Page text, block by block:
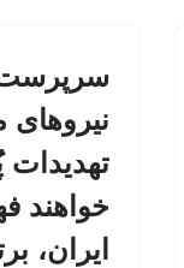
خواهند
ایران،